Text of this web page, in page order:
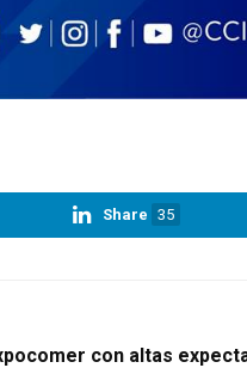
Share 35
con altas